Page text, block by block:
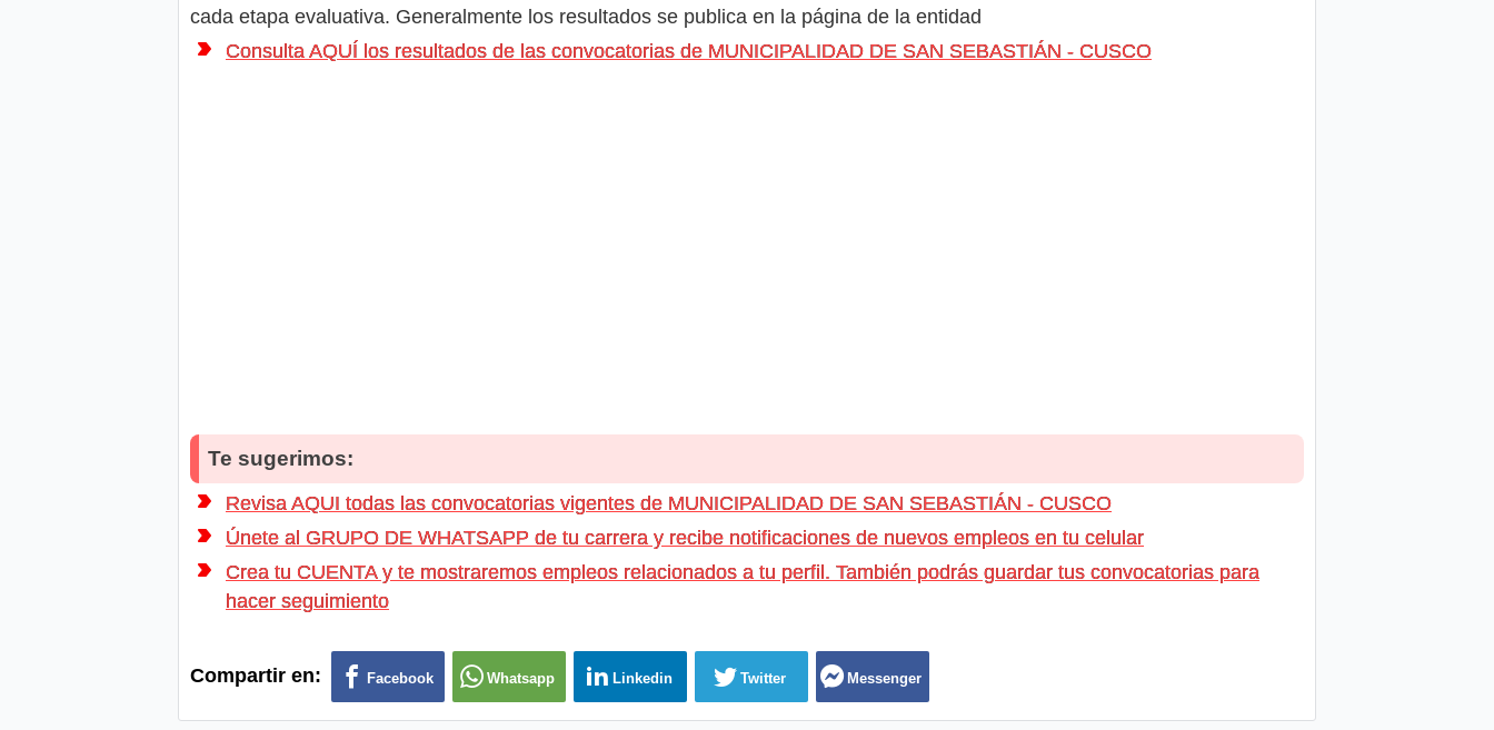
cada etapa evaluativa. Generalmente los resultados se publica en la página de la entidad
Consulta AQUÍ los resultados de las convocatorias de MUNICIPALIDAD DE SAN SEBASTIÁN - CUSCO
Te sugerimos:
Revisa AQUI todas las convocatorias vigentes de MUNICIPALIDAD DE SAN SEBASTIÁN - CUSCO
Únete al GRUPO DE WHATSAPP de tu carrera y recibe notificaciones de nuevos empleos en tu celular
Crea tu CUENTA y te mostraremos empleos relacionados a tu perfil. También podrás guardar tus convocatorias para
hacer seguimiento
Compartir en: Facebook Whatsapp Linkedin Twitter Messenger